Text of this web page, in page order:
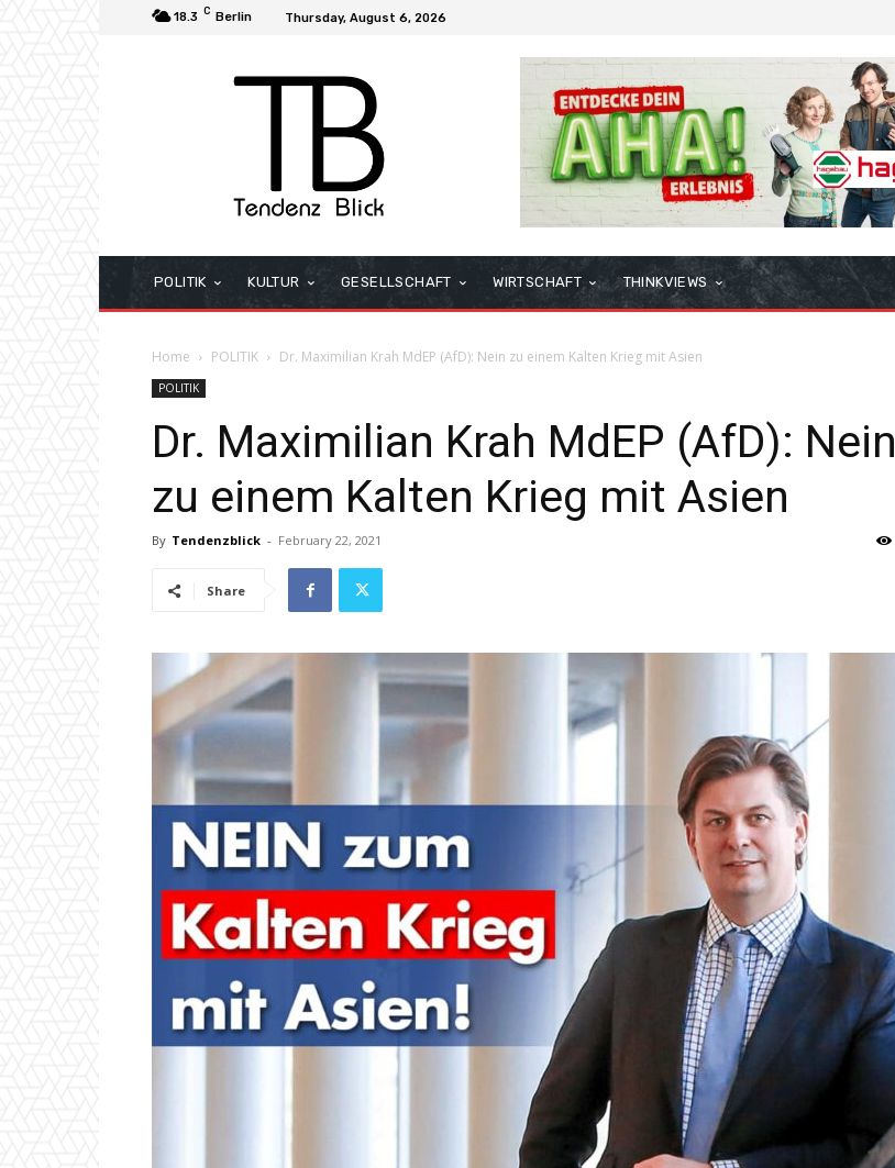
18.3 C Berlin Thursday, August 6, 2026
POLITIK KULTUR GESELLSCHAFT WIRTSCHAFT THINKVIEWS
Home POLITIK Dr. Maximilian Krah MdEP (AfD): Nein zu einem Kalten Krieg mit Asien
POLITIK
Dr. Maximilian Krah MdEP (AfD): Nein
zu einem Kalten Krieg mit Asien
By Tendenzblick - February 22, 2021
Share